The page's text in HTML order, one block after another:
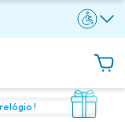
partir: R$199
!